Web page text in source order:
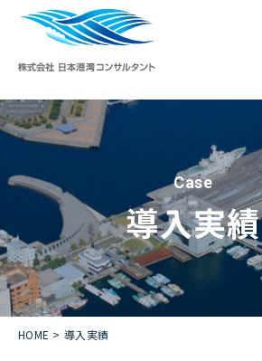
Case
導入実績
HOME 導入実績